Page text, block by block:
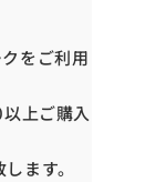
をご利用
上ご購入
ます。